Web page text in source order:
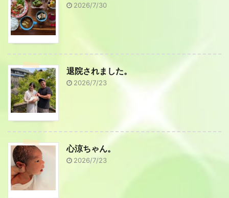
2026/7/30
退院されました。
2026/7/23
心涼ちゃん。
2026/7/23